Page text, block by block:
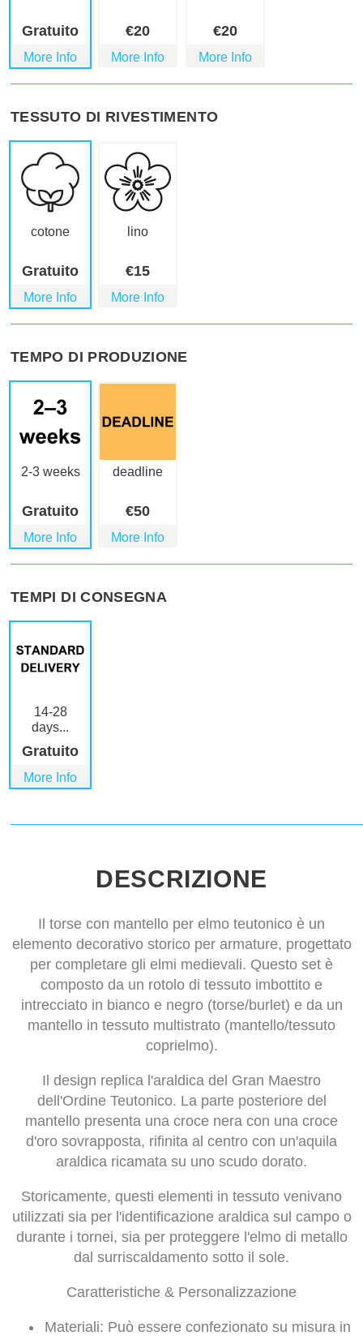
Gratuito
More Info
€20
More Info
€20
More Info
TESSUTO DI RIVESTIMENTO
cotone
Gratuito
More Info
lino
€15
More Info
TEMPO DI PRODUZIONE
2-3 weeks
Gratuito
More Info
deadline
€50
More Info
TEMPI DI CONSEGNA
14-28
days...
Gratuito
More Info
DESCRIZIONE
Il torse con mantello per elmo teutonico è un
elemento decorativo storico per armature, progettato
per completare gli elmi medievali. Questo set è
composto da un rotolo di tessuto imbottito e
intrecciato in bianco e negro (torse/burlet) e da un
mantello in tessuto multistrato (mantello/tessuto
coprielmo).
Il design replica l'araldica del Gran Maestro
dell'Ordine Teutonico. La parte posteriore del
mantello presenta una croce nera con una croce
d'oro sovrapposta, rifinita al centro con un'aquila
araldica ricamata su uno scudo dorato.
Storicamente, questi elementi in tessuto venivano
utilizzati sia per l'identificazione araldica sul campo o
durante i tornei, sia per proteggere l'elmo di metallo
dal surriscaldamento sotto il sole.
Caratteristiche & Personalizzazione
Materiali: Può essere confezionato su misura in